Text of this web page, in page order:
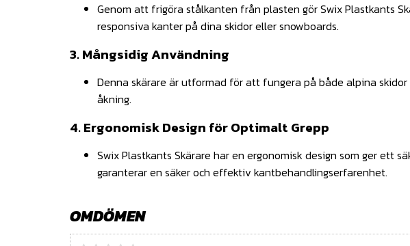
Genom att frigöra stålkanten från plasten gör Swix Plastkants
responsiva kanter på dina skidor eller snowboards.
3. Mångsidig Användning
Denna skärare är utformad för att fungera på både alpina
åkning.
4. Ergonomisk Design för Optimalt Grepp
Swix Plastkants Skärare har en ergonomisk design som ger ett
garanterar en säker och effektiv kantbehandlingserfarenhet.
OMDÖMEN